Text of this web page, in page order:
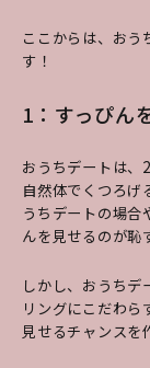
ここからは、おう
す！
1：すっぴん
おうちデートは、
自然体でくつろげ
うちデートの場合
んを見せるのが恥
しかし、おうちデ
リングにこだわら
見せるチャンスを